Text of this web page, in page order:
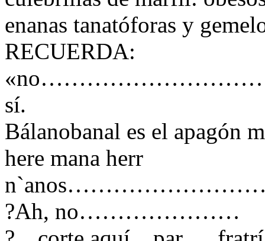
enanas tanatóforas y
RECUERDA:
sí.
Bálanobanal es el apagón
here mana herr
?Ah, no…………………